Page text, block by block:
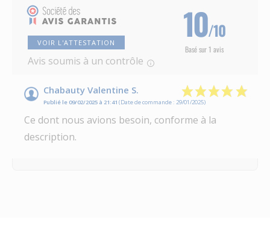
VOIR L'ATTESTATION
Avis soumis à un contrôle
10/10
Basé sur 1 avis
Chabauty Valentine S.
Publié le 09/02/2025 à 21:41 (Date de commande : 29/01/2025)
Ce dont nous avions besoin, conforme à la
description.